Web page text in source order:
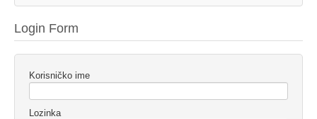
Login Form
Korisničko ime
Lozinka